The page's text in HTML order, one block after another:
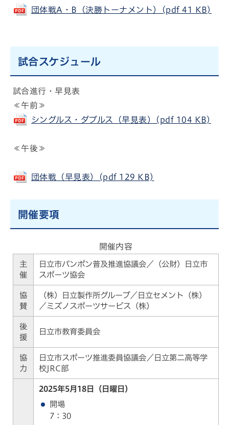
団体戦A・B（決勝トーナメント）(pdf 41 KB)
試合スケジュール
試合進行・早見表
≪午前≫
シングルス・ダブルス（早見表）(pdf 104 KB)
≪午後≫
団体戦（早見表）(pdf 129 KB)
開催要項
開催内容
主
催
日立市パンポン普及推進協議会／（公財）日立市
スポーツ協会
協
賛
（株）日立製作所グループ／日立セメント（株）
／ミズノスポーツサービス（株）
後
援
日立市教育委員会
協
力
日立市スポーツ推進委員協議会／日立第二高等学
校JRC部
2025年5月18日（日曜日）
開場
7：30